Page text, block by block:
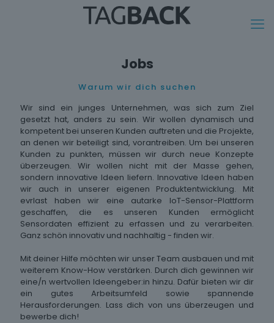
Jobs
Warum wir dich suchen
Wir sind ein junges Unternehmen, was sich zum Ziel
gesetzt hat, anders zu sein. Wir wollen dynamisch und
kompetent bei unseren Kunden auftreten und die Projekte,
an denen wir beteiligt sind, vorantreiben. Um bei unseren
Kunden zu punkten, müssen wir durch neue Konzepte
überzeugen. Wir wollen nicht mit der Masse gehen,
sondern innovative Ideen liefern. Innovative Ideen haben
wir auch in unserer eigenen Produktentwicklung. Mit
evrlast haben wir eine autarke IoT-Sensor-Plattform
geschaffen, die es unseren Kunden ermöglicht
Sensordaten effizient zu erfassen und zu verarbeiten.
Ganz schön innovativ und nachhaltig - finden wir.
Mit deiner Hilfe möchten wir unser Team ausbauen und mit
weiterem Know-How verstärken. Durch dich gewinnen wir
eine/n wertvollen Ideengeber:in hinzu. Dafür bieten wir dir
ein gutes Arbeitsumfeld sowie spannende
Herausforderungen. Lass dich von uns überzeugen und
bewerbe dich!